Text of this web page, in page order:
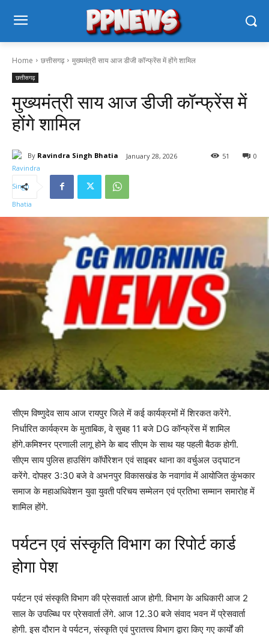
Home छत्तीसगढ़ मुख्यमंत्री साय आज डीजी कॉन्फ्रेंस में होंगे शामिल
छत्तीसगढ़
मुख्यमंत्री साय आज डीजी कॉन्फ्रेंस में
होंगे शामिल
By Ravindra Singh Bhatia January 28, 2026 0
51
सीएम विष्णुदेव साय आज रायपुर जिले में कई कार्यक्रमों में शिरकत करेंगे.
निर्धारित कार्यक्रम के मुताबिक, वे सुबह 11 बजे DG कॉन्फ्रेंस में शामिल
होंगे.कमिश्नर प्रणाली लागू होने के बाद सीएम के साथ यह पहली बैठक होगी.
सीएम साय पुलिस हाउसिंग कॉर्पोरेशन एवं साइबर थाना का वर्चुअल उद्घाटन
करेंगे. दोपहर 3:30 बजे वे अभनपुर विकासखंड के नवागांव में आयोजित कुंभकार
समाज के महाअधिवेशन युवा युवती परिचय सम्मेलन एवं प्रतिभा सम्मान समारोह में
शामिल होंगे.
पर्यटन एवं संस्कृति विभाग का रिपोर्ट कार्ड
होगा पेश
पर्यटन एवं संस्कृति विभाग की प्रेसवार्ता आज होगी. विभाग के अधिकारी आज 2
साल के उपल्ब्धि पर प्रेसवार्ता लेंगे. आज 12.30 बजे संवाद भवन में प्रेसवार्ता
होगी. इस दौरान वे पर्यटन, संस्कृति एवं पुरातत्त्व विभाग द्वारा किए गए कार्यों की